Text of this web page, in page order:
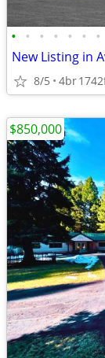
• • • • • • •
New Listing in
8/5 4br
$850,000